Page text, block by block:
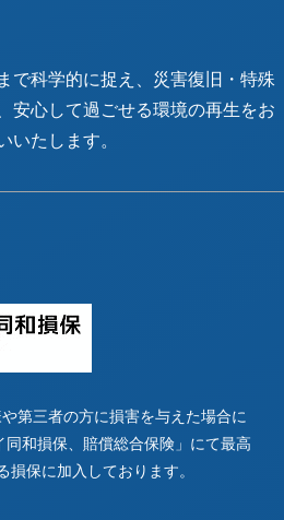
で科学的に捉え、災害復旧・特殊
安心して過ごせる環境の再生をお
いたします。
第三者の方に損害を与えた場合に
同和損保、賠償総合保険」にて最高
保に加入しております。